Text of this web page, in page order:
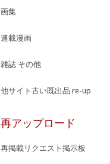
画集
連載漫画
雑誌 その他
他サイト古い既出品 re-up
再アップロード
再掲載リクエスト掲示板